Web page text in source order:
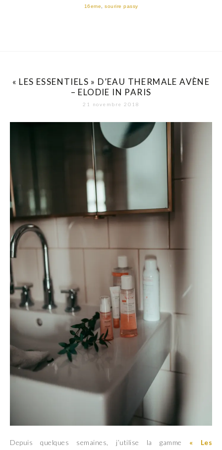
16eme
sourire passy
« LES ESSENTIELS » D’EAU THERMALE AVÈNE
– ELODIE IN PARIS
21 novembre 2018
Depuis quelques semaines, j’utilise la gamme « Les